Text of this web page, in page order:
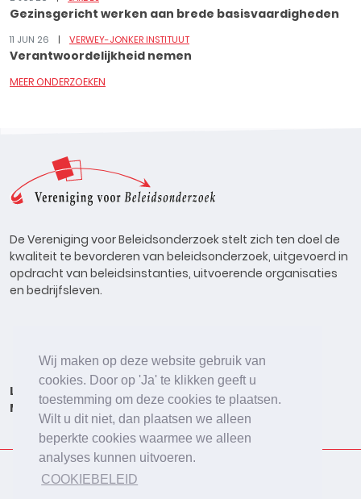
Wij maken op deze website gebruik van
cookies. Door op 'Ja' te klikken geeft u
toestemming om deze cookies te plaatsen.
Wilt u dit niet, dan plaatsen we alleen
beperkte cookies waarmee we alleen
analyses kunnen uitvoeren.
COOKIEBELEID
Gezinsgericht werken aan brede basisvaardigheden
11 JUN 26 VERWEY-JONKER INSTITUUT
Verantwoordelijkheid nemen
MEER ONDERZOEKEN
De Vereniging voor Beleidsonderzoek stelt zich ten doel de
kwaliteit te bevorderen van beleidsonderzoek, uitgevoerd in
opdracht van beleidsinstanties, uitvoerende organisaties
en bedrijfsleven.
Lid worden Onderzoeken Agenda
Vacatures
Meldpunt Beleidsonderzoek Online